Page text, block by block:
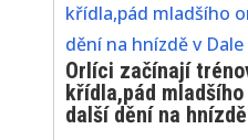
Orlíci začínají
křídla,pád
další dění na